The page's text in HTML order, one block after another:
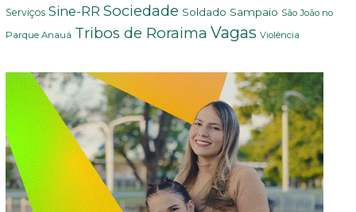
Serviços Sine-RR Sociedade Soldado Sampaio São João no
Parque Anauá Tribos de Roraima Vagas Violência